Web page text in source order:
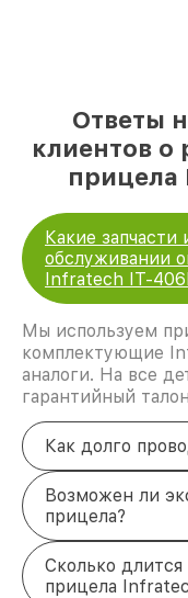
Ответы
клиентов о
прицела
Какие запчасти
обслуживании
Infratech IT-
Мы используем
комплектующие
аналоги. На все
гарантийный
Как долго
Возможен ли
прицела?
Сколько
прицела